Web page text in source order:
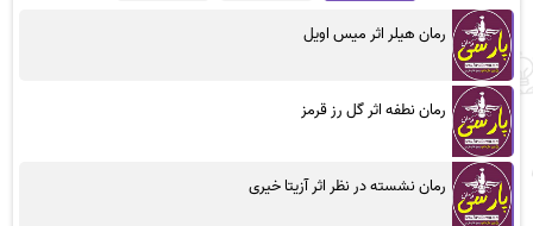
رمان هیلر اثر میس اویل
رمان نطفه اثر گل رز قرمز
رمان نشسته در نظر اثر آزیتا خیری